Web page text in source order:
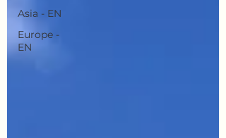
Asia - EN
Europe -
EN